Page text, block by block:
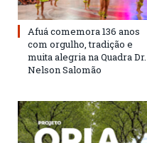
Afuá comemora 136 anos
com orgulho, tradição e
muita alegria na Quadra Dr.
Nelson Salomão